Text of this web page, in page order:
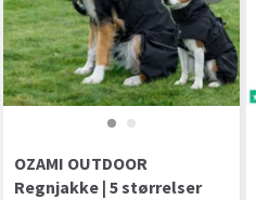
OZAMI OUTDOOR
Regnjakke | 5 størrelser